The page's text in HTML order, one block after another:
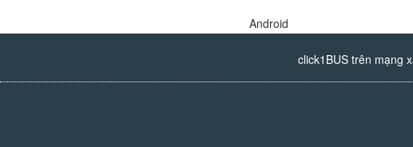
Android
click1BUS trên mạng